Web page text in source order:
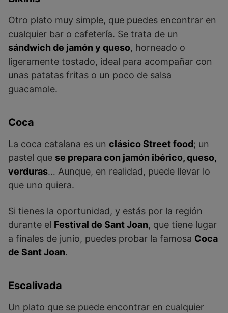
Otro plato muy simple, que puedes encontrar en
cualquier bar o cafetería. Se trata de un
sándwich de jamón y queso, horneado o
ligeramente tostado, ideal para acompañar con
unas patatas fritas o un poco de salsa
guacamole.
Coca
La coca catalana es un clásico Street food; un
pastel que se prepara con jamón ibérico, queso,
verduras… Aunque, en realidad, puede llevar lo
que uno quiera.
Si tienes la oportunidad, y estás por la región
durante el Festival de Sant Joan, que tiene lugar
a finales de junio, puedes probar la famosa Coca
de Sant Joan.
Escalivada
Un plato que se puede encontrar en cualquier